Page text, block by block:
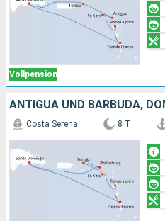
Vollpension
Costa Serena 8 T